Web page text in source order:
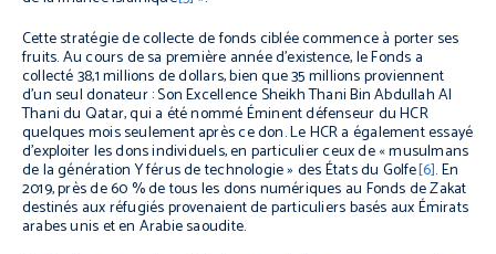
Cette stratégie de collecte de fonds ciblée commence à porter ses
fruits. Au cours de sa première année d’existence, le Fonds a
collecté 38,1 millions de dollars, bien que 35 millions proviennent
d’un seul donateur : Son Excellence Sheikh Thani Bin Abdullah Al
Thani du Qatar, qui a été nommé Éminent défenseur du HCR
quelques mois seulement après ce don. Le HCR a également essayé
d’exploiter les dons individuels, en particulier ceux de « musulmans
de la génération Y férus de technologie » des États du Golfe[6]. En
2019, près de 60 % de tous les dons numériques au Fonds de Zakat
destinés aux réfugiés provenaient de particuliers basés aux Émirats
arabes unis et en Arabie saoudite.